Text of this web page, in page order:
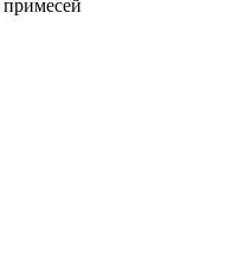
примесей